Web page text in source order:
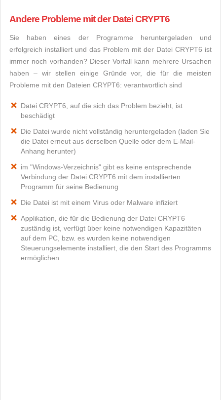
Andere Probleme mit der Datei CRYPT6
Sie haben eines der Programme heruntergeladen und
erfolgreich installiert und das Problem mit der Datei CRYPT6 ist
immer noch vorhanden? Dieser Vorfall kann mehrere Ursachen
haben – wir stellen einige Gründe vor, die für die meisten
Probleme mit den Dateien CRYPT6: verantwortlich sind
Datei CRYPT6, auf die sich das Problem bezieht, ist
beschädigt
Die Datei wurde nicht vollständig heruntergeladen (laden Sie
die Datei erneut aus derselben Quelle oder dem E-Mail-
Anhang herunter)
im "Windows-Verzeichnis" gibt es keine entsprechende
Verbindung der Datei CRYPT6 mit dem installierten
Programm für seine Bedienung
Die Datei ist mit einem Virus oder Malware infiziert
Applikation, die für die Bedienung der Datei CRYPT6
zuständig ist, verfügt über keine notwendigen Kapazitäten
auf dem PC, bzw. es wurden keine notwendigen
Steuerungselemente installiert, die den Start des Programms
ermöglichen